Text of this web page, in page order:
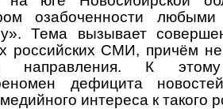
озабоченности любыми
Тема вызывает
российских СМИ, причём
направления. К
дефицита
интереса к такого